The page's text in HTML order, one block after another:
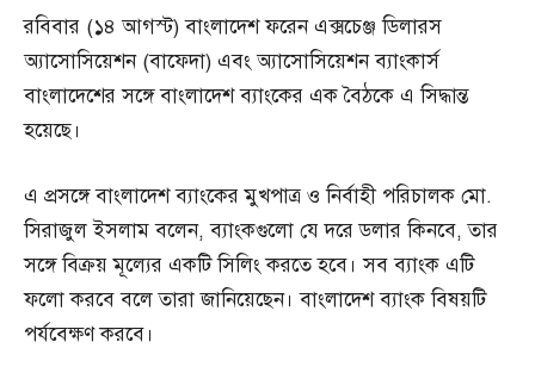
রবিবার (১৪ আগস্ট) বাংলাদেশ ফরেন এক্সচেঞ্জ ডিলারস
অ্যাসোসিয়েশন (বাফেদা) এবং অ্যাসোসিয়েশন ব্যাংকার্স
বাংলাদেশের সঙ্গে বাংলাদেশ ব্যাংকের এক বৈঠকে এ সিদ্ধান্ত
হয়েছে।
এ প্রসঙ্গে বাংলাদেশ ব্যাংকের মুখপাত্র ও নির্বাহী পরিচালক মো.
সিরাজুল ইসলাম বলেন, ব্যাংকগুলো যে দরে ডলার কিনবে, তার
সঙ্গে বিক্রয় মূল্যের একটি সিলিং করতে হবে। সব ব্যাংক এটি
ফলো করবে বলে তারা জানিয়েছেন। বাংলাদেশ ব্যাংক বিষয়টি
পর্যবেক্ষণ করবে।